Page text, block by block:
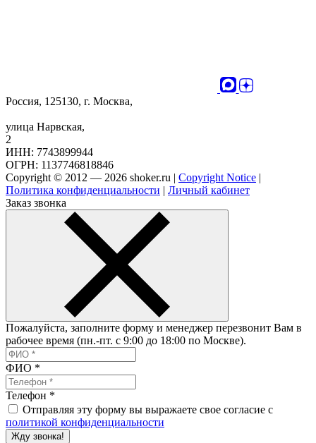
Россия, 125130, г. Москва,
улица Нарвская,
2
ИНН: 7743899944
ОГРН: 1137746818846
Copyright © 2012 — 2026 shoker.ru | Copyright Notice |
Политика конфиденциальности | Личный кабинет
Заказ звонка
Пожалуйста, заполните форму и менеджер перезвонит Вам в
рабочее время (пн.-пт. с 9:00 до 18:00 по Москве).
ФИО *
Телефон *
Отправляя эту форму вы выражаете свое согласие с
политикой конфиденциальности
Жду звонка!